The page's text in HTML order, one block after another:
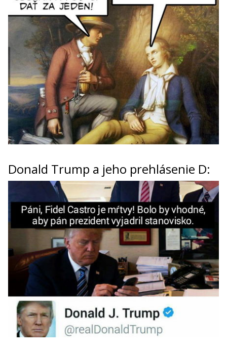
Donald Trump a jeho prehlásenie D: